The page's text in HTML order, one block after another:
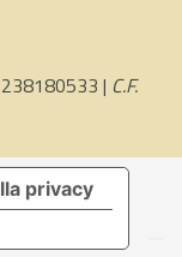
| C.F.
privacy